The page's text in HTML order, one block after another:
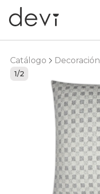
Catálogo Decoración
1/2